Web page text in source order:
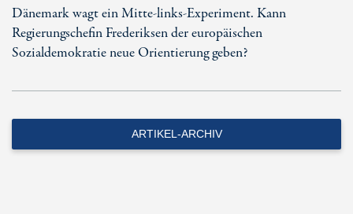
Dänemark wagt ein Mitte-links-Experiment. Kann
Regierungschefin Frederiksen der europäischen
Sozialdemokratie neue Orientierung geben?
ARTIKEL-ARCHIV